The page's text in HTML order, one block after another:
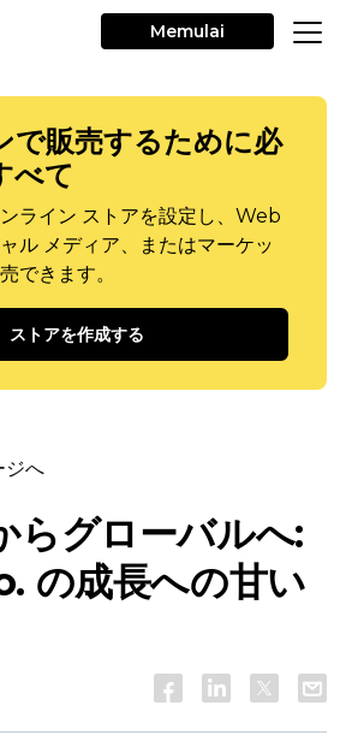
Memulai
で販売するために必
べて
ライン ストアを設定し、Web
ル メディア、またはマーケッ
できます。
ストアを作成する
ジへ
らグローバルへ:
の成長への甘い